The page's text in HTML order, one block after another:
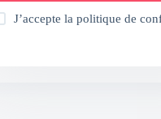
J’accepte la politique de